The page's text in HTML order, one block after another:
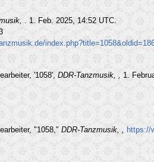
. 1. Feb. 2025, 14:52 UTC.
'1058',DDR-Tanzmusik, , 1.
"1058,"DDR-Tanzmusik, , https://